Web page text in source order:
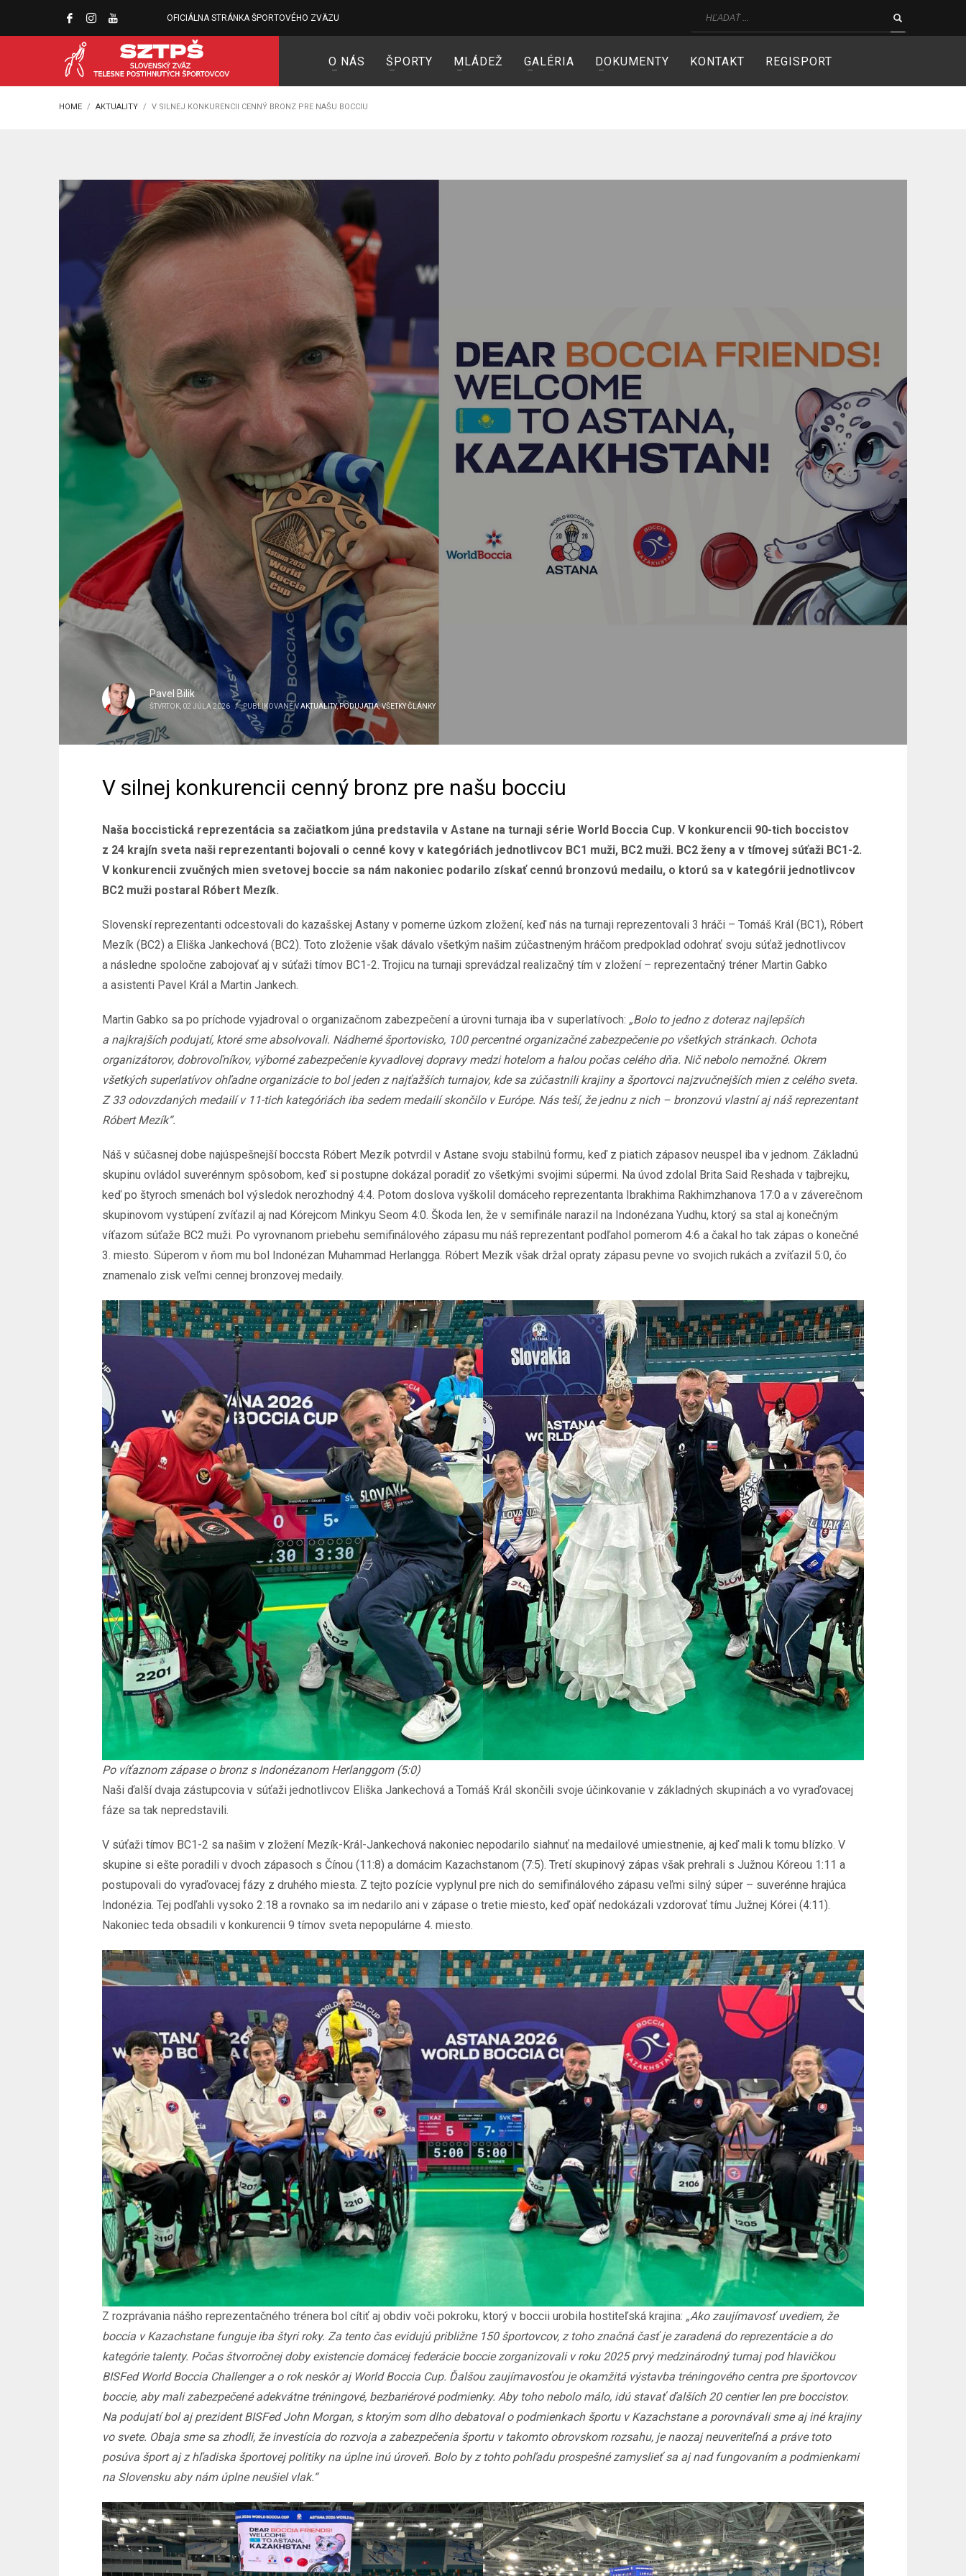
OFICIÁLNA STRÁNKA ŠPORTOVÉHO ZVÄZU
O NÁS ŠPORTY MLÁDEŽ GALÉRIA DOKUMENTY KONTAKT REGISPORT
HOME AKTUALITY V SILNEJ KONKURENCII CENNÝ BRONZ PRE NAŠU BOCCIU
Pavel Bilik
ŠTVRTOK, 02 JÚLA 2026 / PUBLIKOVANÉ VAKTUALITY,PODUJATIA,VŠETKY ČLÁNKY
V silnej konkurencii cenný bronz pre našu bocciu
Naša boccistická reprezentácia sa začiatkom júna predstavila v Astane na turnaji série World Boccia Cup. V konkurencii 90-tich boccistov
z 24 krajín sveta naši reprezentanti bojovali o cenné kovy v kategóriách jednotlivcov BC1 muži, BC2 muži. BC2 ženy a v tímovej súťaži BC1-2.
V konkurencii zvučných mien svetovej boccie sa nám nakoniec podarilo získať cennú bronzovú medailu, o ktorú sa v kategórii jednotlivcov
BC2 muži postaral Róbert Mezík.
Slovenskí reprezentanti odcestovali do kazašskej Astany v pomerne úzkom zložení, keď nás na turnaji reprezentovali 3 hráči – Tomáš Král (BC1), Róbert
Mezík (BC2) a Eliška Jankechová (BC2). Toto zloženie však dávalo všetkým našim zúčastneným hráčom predpoklad odohrať svoju súťaž jednotlivcov
a následne spoločne zabojovať aj v súťaži tímov BC1-2. Trojicu na turnaji sprevádzal realizačný tím v zložení – reprezentačný tréner Martin Gabko
a asistenti Pavel Král a Martin Jankech.
Martin Gabko sa po príchode vyjadroval o organizačnom zabezpečení a úrovni turnaja iba v superlatívoch: „Bolo to jedno z doteraz najlepších
a najkrajších podujatí, ktoré sme absolvovali. Nádherné športovisko, 100 percentné organizačné zabezpečenie po všetkých stránkach. Ochota
organizátorov, dobrovoľníkov, výborné zabezpečenie kyvadlovej dopravy medzi hotelom a halou počas celého dňa. Nič nebolo nemožné. Okrem
všetkých superlatívov ohľadne organizácie to bol jeden z najťažších turnajov, kde sa zúčastnili krajiny a športovci najzvučnejších mien z celého sveta.
Z 33 odovzdaných medailí v 11-tich kategóriách iba sedem medailí skončilo v Európe. Nás teší, že jednu z nich – bronzovú vlastní aj náš reprezentant
Róbert Mezík“.
Náš v súčasnej dobe najúspešnejší boccsta Róbert Mezík potvrdil v Astane svoju stabilnú formu, keď z piatich zápasov neuspel iba v jednom. Základnú
skupinu ovládol suverénnym spôsobom, keď si postupne dokázal poradiť zo všetkými svojimi súpermi. Na úvod zdolal Brita Said Reshada v tajbrejku,
keď po štyroch smenách bol výsledok nerozhodný 4:4. Potom doslova vyškolil domáceho reprezentanta Ibrakhima Rakhimzhanova 17:0 a v záverečnom
skupinovom vystúpení zvíťazil aj nad Kórejcom Minkyu Seom 4:0. Škoda len, že v semifinále narazil na Indonézana Yudhu, ktorý sa stal aj konečným
víťazom súťaže BC2 muži. Po vyrovnanom priebehu semifinálového zápasu mu náš reprezentant podľahol pomerom 4:6 a čakal ho tak zápas o konečné
3. miesto. Súperom v ňom mu bol Indonézan Muhammad Herlangga. Róbert Mezík však držal opraty zápasu pevne vo svojich rukách a zvíťazil 5:0, čo
znamenalo zisk veľmi cennej bronzovej medaily.
Po víťaznom zápase o bronz s Indonézanom Herlanggom (5:0)
Naši ďalší dvaja zástupcovia v súťaži jednotlivcov Eliška Jankechová a Tomáš Král skončili svoje účinkovanie v základných skupinách a vo vyraďovacej
fáze sa tak nepredstavili.
V súťaži tímov BC1-2 sa našim v zložení Mezík-Král-Jankechová nakoniec nepodarilo siahnuť na medailové umiestnenie, aj keď mali k tomu blízko. V
skupine si ešte poradili v dvoch zápasoch s Čínou (11:8) a domácim Kazachstanom (7:5). Tretí skupinový zápas však prehrali s Južnou Kóreou 1:11 a
postupovali do vyraďovacej fázy z druhého miesta. Z tejto pozície vyplynul pre nich do semifinálového zápasu veľmi silný súper – suverénne hrajúca
Indonézia. Tej podľahli vysoko 2:18 a rovnako sa im nedarilo ani v zápase o tretie miesto, keď opäť nedokázali vzdorovať tímu Južnej Kórei (4:11).
Nakoniec teda obsadili v konkurencii 9 tímov sveta nepopulárne 4. miesto.
Z rozprávania nášho reprezentačného trénera bol cítiť aj obdiv voči pokroku, ktorý v boccii urobila hostiteľská krajina: „Ako zaujímavosť uvediem, že
boccia v Kazachstane funguje iba štyri roky. Za tento čas evidujú približne 150 športovcov, z toho značná časť je zaradená do reprezentácie a do
kategórie talenty. Počas štvorročnej doby existencie domácej federácie boccie zorganizovali v roku 2025 prvý medzinárodný turnaj pod hlavičkou
BISFed World Boccia Challenger a o rok neskôr aj World Boccia Cup. Ďalšou zaujímavosťou je okamžitá výstavba tréningového centra pre športovcov
boccie, aby mali zabezpečené adekvátne tréningové, bezbariérové podmienky. Aby toho nebolo málo, idú stavať ďalších 20 centier len pre boccistov.
Na podujatí bol aj prezident BISFed John Morgan, s ktorým som dlho debatoval o podmienkach športu v Kazachstane a porovnávali sme aj iné krajiny
vo svete. Obaja sme sa zhodli, že investícia do rozvoja a zabezpečenia športu v takomto obrovskom rozsahu, je naozaj neuveriteľná a práve toto
posúva šport aj z hľadiska športovej politiky na úplne inú úroveň. Bolo by z tohto pohľadu prospešné zamyslieť sa aj nad fungovaním a podmienkami
na Slovensku aby nám úplne neušiel vlak.“